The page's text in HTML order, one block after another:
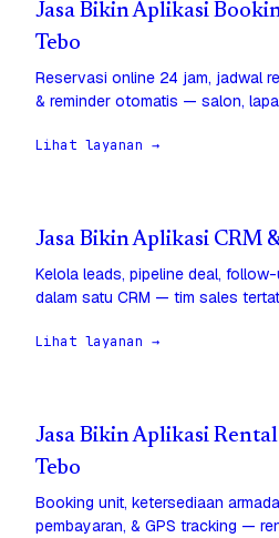
Jasa Bikin Aplikasi
Tebo
Reservasi online 24 jam, jadwal
& reminder otomatis — salon,
Lihat layanan →
Jasa Bikin Aplikasi CRM
Kelola leads, pipeline deal,
dalam satu CRM — tim sales
Lihat layanan →
Jasa Bikin Aplikasi
Tebo
Booking unit, ketersediaan
pembayaran, & GPS tracking —